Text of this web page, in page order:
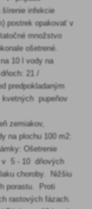
šírenie infekcie
postrek opakovať v
množstvo
ošetrené.
10 l vody na
21 /
predpokladaným
pupeňov
zemiakov,
na plochu 100 m2:
Ošetrenie
v 5 - 10 dňových
choroby. Nižšiu
porastu. Proti
rastových fázach.